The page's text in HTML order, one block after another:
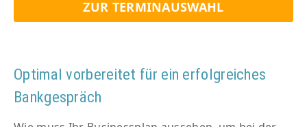
ZUR TERMINAUSWAHL
Optimal vorbereitet für ein erfolgreiches
Bankgespräch